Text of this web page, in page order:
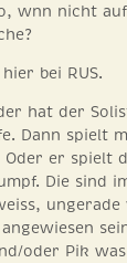
wnn nicht
bei RUS.
hat der
Dann spielt
Oder er spielt
Die sind
oder Pik